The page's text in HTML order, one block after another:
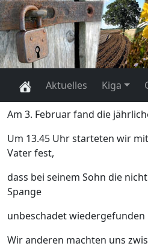
Aktuelles Kiga
Am 3. Februar fand die
Um 13.45 Uhr starteten wir
Vater fest,
dass bei seinem Sohn die
Spange
unbeschadet wiedergefunden
Wir anderen machten uns